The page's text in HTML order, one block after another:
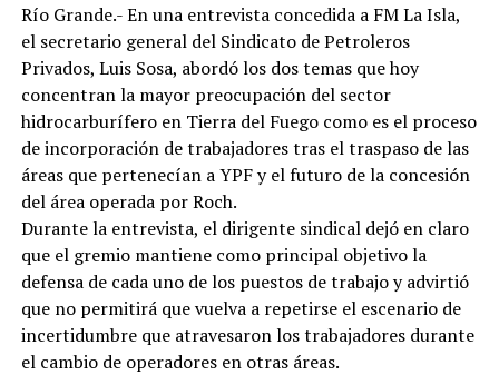
Río Grande.- En una entrevista concedida a FM La Isla,
el secretario general del Sindicato de Petroleros
Privados, Luis Sosa, abordó los dos temas que hoy
concentran la mayor preocupación del sector
hidrocarburífero en Tierra del Fuego como es el proceso
de incorporación de trabajadores tras el traspaso de las
áreas que pertenecían a YPF y el futuro de la concesión
del área operada por Roch.
Durante la entrevista, el dirigente sindical dejó en claro
que el gremio mantiene como principal objetivo la
defensa de cada uno de los puestos de trabajo y advirtió
que no permitirá que vuelva a repetirse el escenario de
incertidumbre que atravesaron los trabajadores durante
el cambio de operadores en otras áreas.